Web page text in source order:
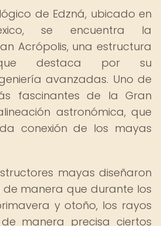
de Edzná, ubicado en
se encuentra la
Acrópolis, una estructura
que destaca por su
avanzadas. Uno de
fascinantes de la Gran
astronómica, que
conexión de los mayas
mayas diseñaron
de manera que durante los
y otoño, los rayos
manera precisa ciertos